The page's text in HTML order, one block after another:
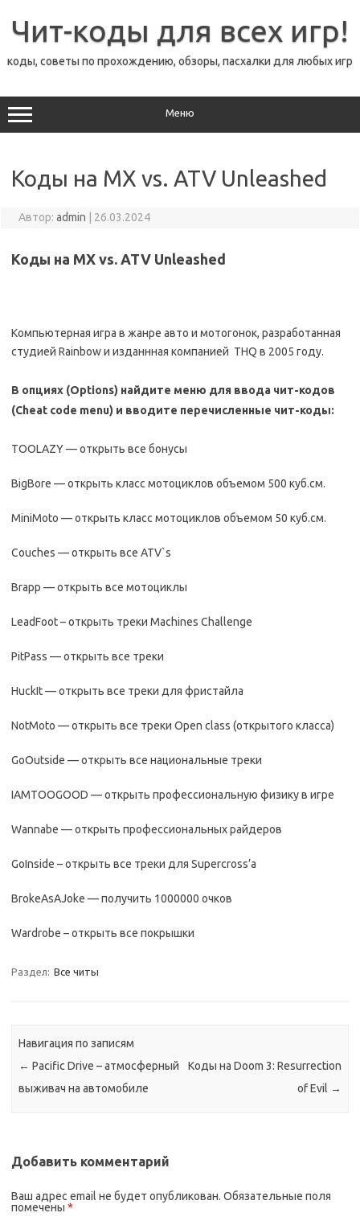
содержимому
Чит-коды для всех игр!
коды, советы по прохождению, обзоры, пасхалки для любых игр
Меню
Коды на MX vs. ATV Unleashed
Автор: admin 26.03.2024
Коды на MX vs. ATV Unleashed
Компьютерная игра в жанре авто и мотогонок, разработанная
студией Rainbow и изданнная компанией THQ в 2005 году.
В опциях (Options) найдите меню для ввода чит-кодов
(Cheat code menu) и вводите перечисленные чит-коды:
TOOLAZY — открыть все бонусы
BigBore — открыть класс мотоциклов объемом 500 куб.см.
MiniMoto — открыть класс мотоциклов объемом 50 куб.см.
Couches — открыть все ATV`s
Brapp — открыть все мотоциклы
LeadFoot – открыть треки Machines Challenge
PitPass — открыть все треки
HuckIt — открыть все треки для фристайла
NotMoto — открыть все треки Open class (открытого класса)
GoOutside — открыть все национальные треки
IAMTOOGOOD — открыть профессиональную физику в игре
Wannabe — открыть профессиональных райдеров
GoInside – открыть все треки для Supercross’а
BrokeAsAJoke — получить 1000000 очков
Wardrobe – открыть все покрышки
Раздел: Все читы
Навигация по записям
← Pacific Drive – атмосферный
выживач на автомобиле
Коды на Doom 3: Resurrection
of Evil →
Добавить комментарий
Ваш адрес email не будет опубликован. Обязательные поля
помечены *